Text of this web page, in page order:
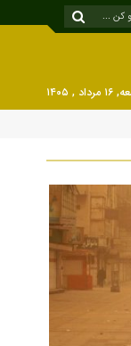
, ۱۴۰۵